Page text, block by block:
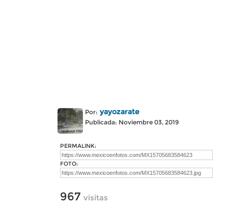
Por: yayozarate
Publicada: Noviembre 03, 2019
PERMALINK:
FOTO:
967 visitas